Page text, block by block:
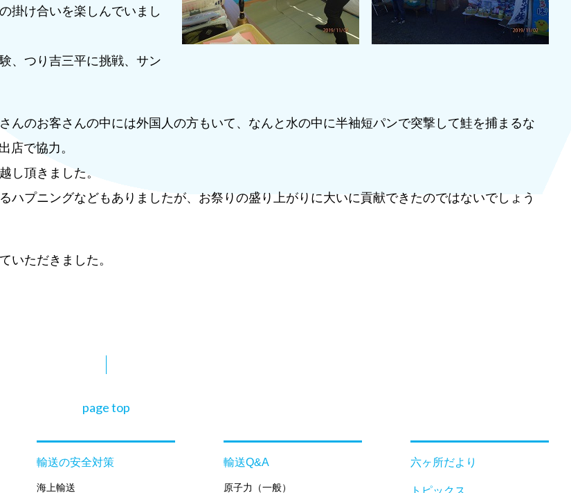
掛け合いを楽しんでいまし
、つり吉三平に挑戦、サン
んのお客さんの中には外国人の方もいて、なんと水の中に半袖短パンで突撃して鮭を捕まるな
店で協力。
し頂きました。
ハプニングなどもありましたが、お祭りの盛り上がりに大いに貢献できたのではないでしょう
いただきました。
page top
輸送の安全対策
海上輸送
輸送Q&A
原子力（一般）
六ヶ所だより
トピックス